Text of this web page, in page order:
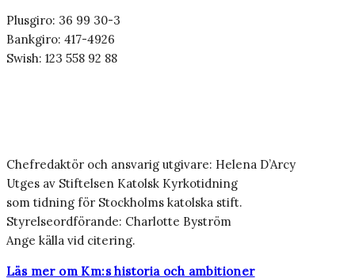
Plusgiro: 36 99 30-3
Bankgiro: 417-4926
Swish: 123 558 92 88
Chefredaktör och ansvarig utgivare: Helena D’Arcy
Utges av Stiftelsen Katolsk Kyrkotidning
som tidning för Stockholms katolska stift.
Styrelseordförande: Charlotte Byström
Ange källa vid citering.
Läs mer om Km:s historia och ambitioner